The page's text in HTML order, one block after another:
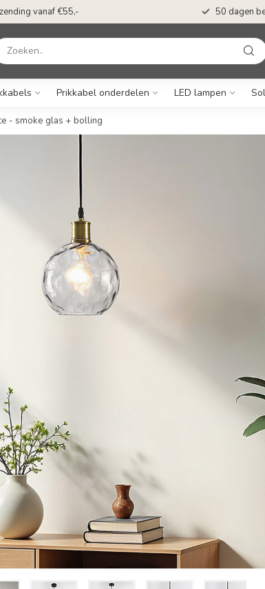
vanaf €55,- 50 dagen
Prikkabel onderdelen LED lampen
- smoke glas + bolling